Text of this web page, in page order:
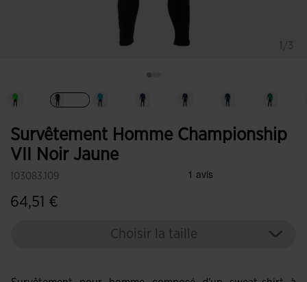
Survêtement Homme Championship
VII Noir Jaune
103083.109
64,51 €
Choisir la taille